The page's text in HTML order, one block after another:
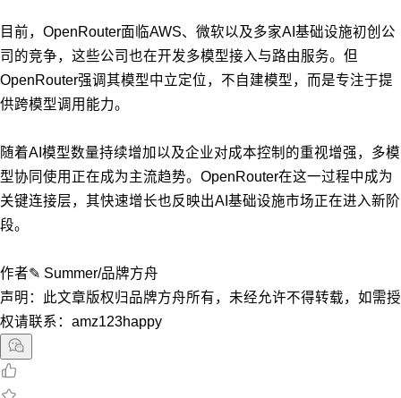
目前，OpenRouter面临AWS、微软以及多家AI基础设施初创公
司的竞争，这些公司也在开发多模型接入与路由服务。但
OpenRouter强调其模型中立定位，不自建模型，而是专注于提
供跨模型调用能力。
随着AI模型数量持续增加以及企业对成本控制的重视增强，多模
型协同使用正在成为主流趋势。OpenRouter在这一过程中成为
关键连接层，其快速增长也反映出AI基础设施市场正在进入新阶
段。
作者✎ Summer/品牌方舟
声明：此文章版权归品牌方舟所有，未经允许不得转载，如需授
权请联系：amz123happy